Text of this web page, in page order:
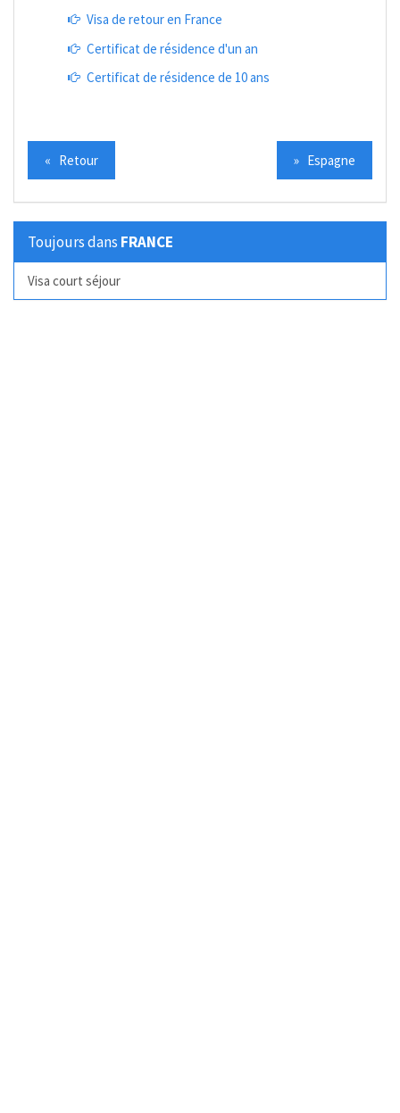
Visa de retour en France
Certificat de résidence d'un an
Certificat de résidence de 10 ans
« Retour » Espagne
Toujours dans FRANCE
Visa court séjour